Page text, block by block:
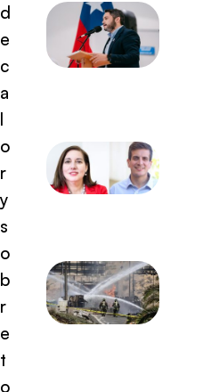
d
e
c
a
l
o
r
y
s
o
b
r
e
t
o